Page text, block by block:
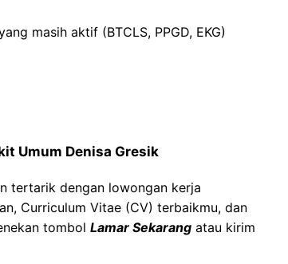
masih aktif (BTCLS, PPGD, EKG)
Umum Denisa Gresik
tertarik dengan lowongan kerja
Curriculum Vitae (CV) terbaikmu, dan
tombol Lamar Sekarang atau kirim